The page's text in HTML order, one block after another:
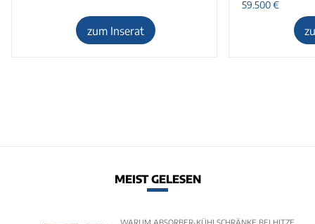
zum Inserat
59.500€
MEIST GELESEN